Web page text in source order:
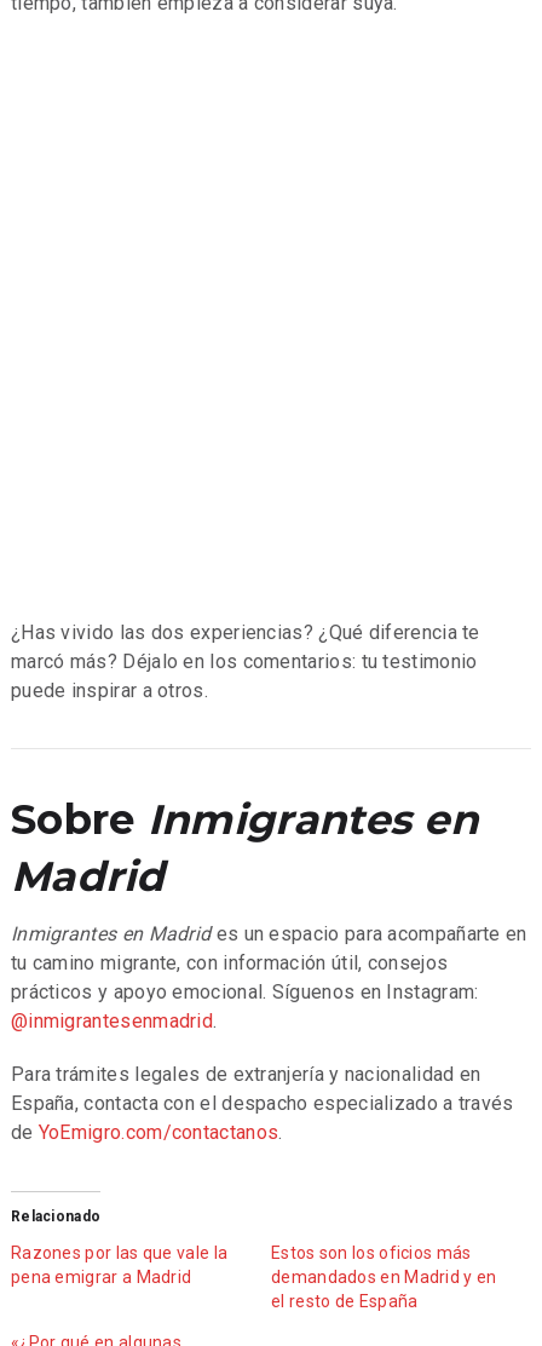
¿Has vivido las dos experiencias? ¿Qué diferencia te
marcó más? Déjalo en los comentarios: tu testimonio
puede inspirar a otros.
Sobre Inmigrantes en
Madrid
Inmigrantes en Madrides un espacio para acompañarte en
tu camino migrante, con información útil, consejos
prácticos y apoyo emocional. Síguenos en Instagram:
@inmigrantesenmadrid.
Para trámites legales de extranjería y nacionalidad en
España, contacta con el despacho especializado a través
de YoEmigro.com/contactanos.
Relacionado
Razones por las que vale la
pena emigrar a Madrid
Estos son los oficios más
demandados en Madrid y en
el resto de España
«¿Por qué en algunas